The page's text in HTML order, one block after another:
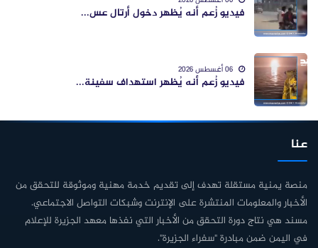
فيديو زُعم أنه يُظهر دخول أرتال عس...
فيديو زُعم أنه يُظهر استهداف سفينة...
عنا
منصة يمنية مستقلة تهدف إلى تقديم خدمة مهنية وموثوقة للتحقق من
الأخبار والمعلومات المنتشرة على الإنترنت وشبكات التواصل الاجتماعي.
مسند هي نتاج دورة التحقق من الأخبار التي نفذها معهد الجزيرة للإعلام
في اليمن ضمن مبادرة "سفراء الجزيرة".